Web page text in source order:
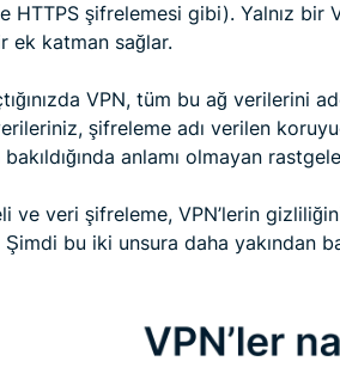
HTTPS şifrelemesi gibi). Yalnız bir
ek katman sağlar.
VPN, tüm bu ağ verilerini
şifreleme adı verilen
bakıldığında anlamı olmayan
ve veri şifreleme, VPN’lerin
Şimdi bu iki unsura daha yakından